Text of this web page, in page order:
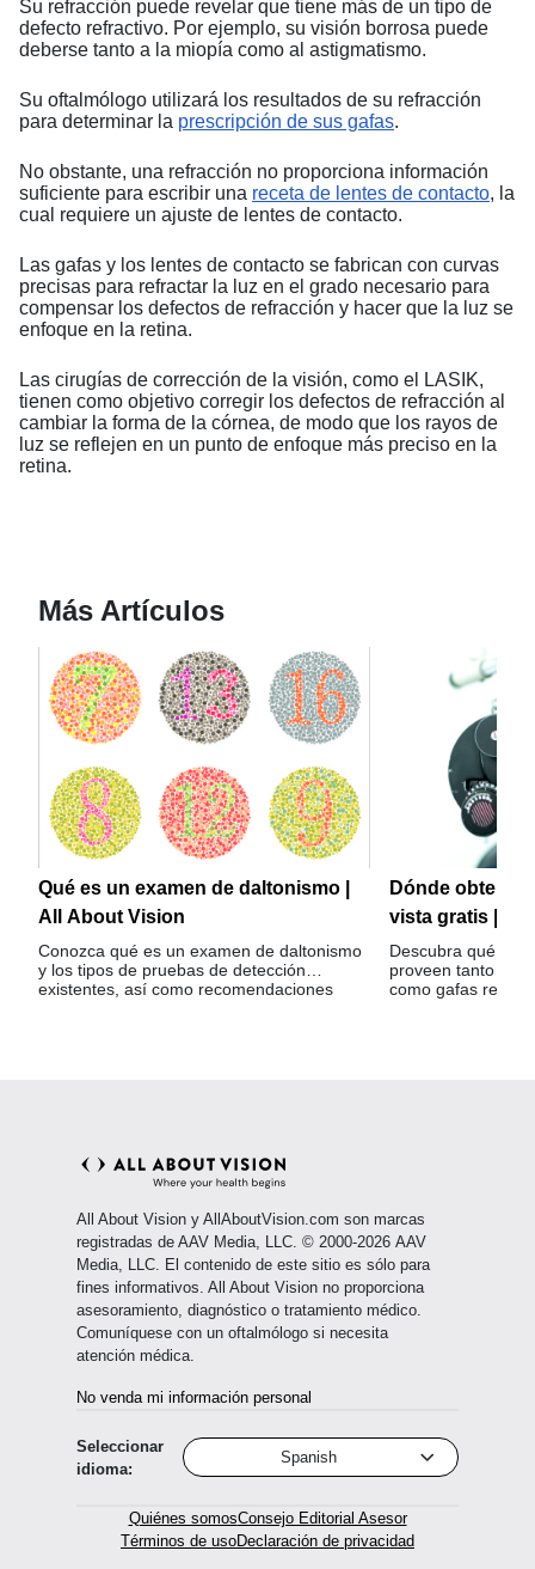
Su refracción puede revelar que tiene más de un tipo de
defecto refractivo. Por ejemplo, su visión borrosa puede
deberse tanto a la miopía como al astigmatismo.
Su oftalmólogo utilizará los resultados de su refracción
para determinar la prescripción de sus gafas.
No obstante, una refracción no proporciona información
suficiente para escribir una receta de lentes de contacto, la
cual requiere un ajuste de lentes de contacto.
Las gafas y los lentes de contacto se fabrican con curvas
precisas para refractar la luz en el grado necesario para
compensar los defectos de refracción y hacer que la luz se
enfoque en la retina.
Las cirugías de corrección de la visión, como el LASIK,
tienen como objetivo corregir los defectos de refracción al
cambiar la forma de la córnea, de modo que los rayos de
luz se reflejen en un punto de enfoque más preciso en la
retina.
Más Artículos
Qué es un examen de daltonismo |
All About Vision
Conozca qué es un examen de daltonismo
y los tipos de pruebas de detección
existentes, así como recomendaciones
Dónde obtener
vista gratis | All
Descubra qué
proveen tanto
como gafas
All About Vision y AllAboutVision.com son marcas
registradas de AAV Media, LLC. © 2000-2026 AAV
Media, LLC. El contenido de este sitio es sólo para
fines informativos. All About Vision no proporciona
asesoramiento, diagnóstico o tratamiento médico.
Comuníquese con un oftalmólogo si necesita
atención médica.
No venda mi información personal
Seleccionar
idioma:
Spanish
Quiénes somosConsejo Editorial Asesor
Términos de usoDeclaración de privacidad